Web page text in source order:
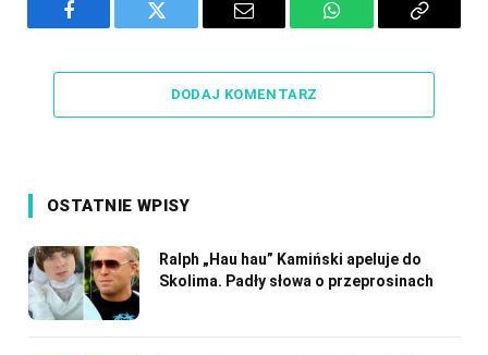
Facebook Twitter Email WhatsAppCopy
DODAJ KOMENTARZ
OSTATNIE WPISY
Ralph „Hau hau” Kamiński apeluje do
Skolima. Padły słowa o przeprosinach